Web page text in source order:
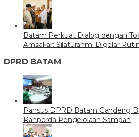
Batam Perkuat Dialog dengan
Amsakar: Silaturahmi Digelar
DPRD BATAM
Pansus DPRD Batam Gandeng
Ranperda Pengelolaan Sampah